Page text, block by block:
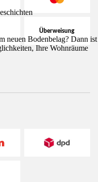
neuen Bodenbelag? Dann ist
Ihre Wohnräume